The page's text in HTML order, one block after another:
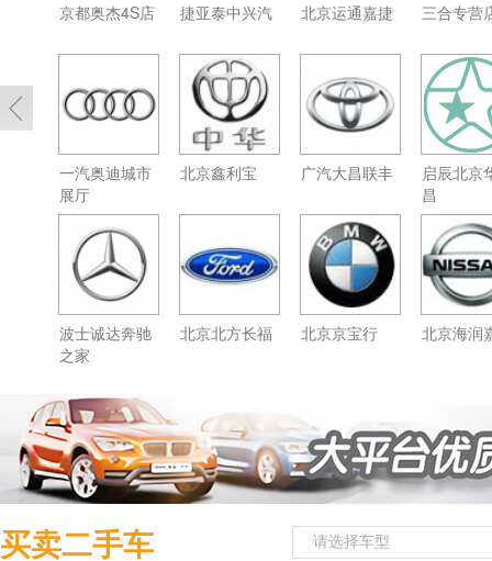
京都奥杰4S店 捷亚泰中兴汽 北京运通嘉捷 三合专营
一汽奥迪城市
展厅
北京鑫利宝 广汽大昌联丰
启辰北京
昌
波士诚达奔驰
之家
北京北方长福 北京京宝行 北京海润
买卖二手车 请选择车型